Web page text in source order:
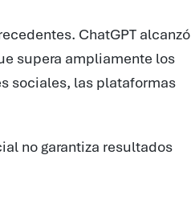
ChatGPT alcanzó
supera ampliamente los
sociales, las plataformas
no garantiza resultados